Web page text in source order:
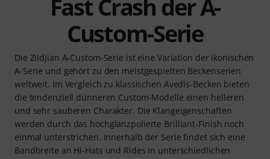
Fast Crash der A-
Custom-Serie
Die Zildjian A-Custom-Serie ist eine Variation der ikonischen
A-Serie und gehört zu den meistgespielten Beckenserien
weltweit. Im Vergleich zu klassischen Avedis-Becken bieten
die tendenziell dünneren Custom-Modelle einen helleren
und sehr sauberen Charakter. Die Klangeigenschaften
werden durch das hochglanzpolierte Brilliant-Finish noch
einmal unterstrichen. Innerhalb der Serie findet sich eine
Bandbreite an Hi-Hats und Rides in unterschiedlichen